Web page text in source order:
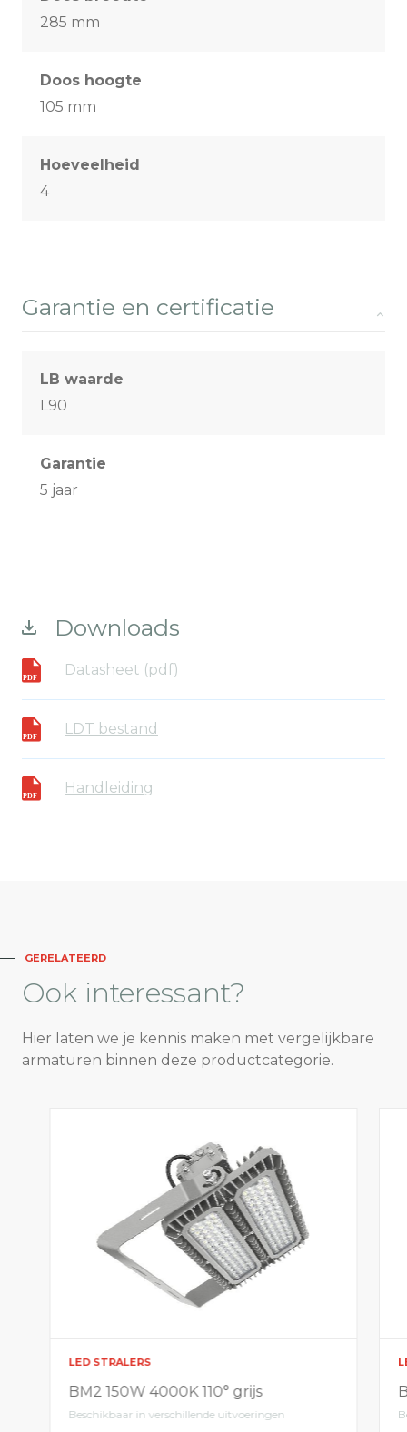
285 mm
Doos hoogte
105 mm
Hoeveelheid
4
Garantie en certificatie
LB waarde
L90
Garantie
5 jaar
Downloads
Datasheet (pdf)
LDT bestand
Handleiding
GERELATEERD
Ook interessant?
Hier laten we je kennis maken met vergelijkbare
armaturen binnen deze productcategorie.
LED STRALERS
BM2 150W 4000K 110° grijs
Beschikbaar in verschillende uitvoeringen